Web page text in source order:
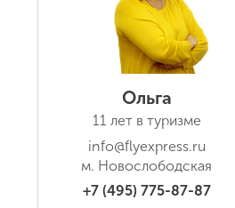
Ольга
11 лет в туризме
info@flyexpress.ru
м. Новослободская
+7 (495) 775-87-87